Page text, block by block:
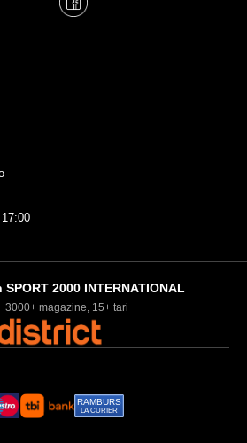
SPORT 2000 INTERNATIONAL
3000+ magazine, 15+ tari
RAMBURS
LA CURIER